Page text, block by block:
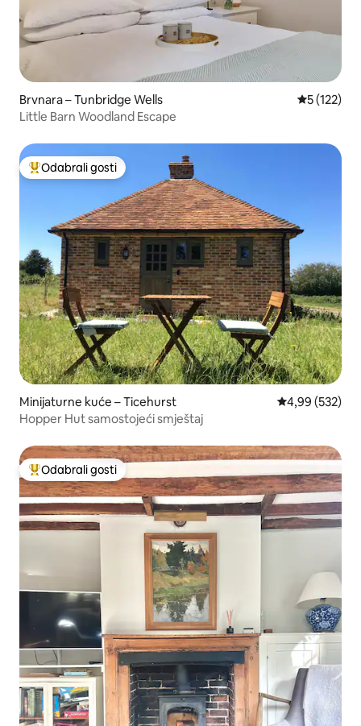
Brvnara – Tunbridge Wells Prosječna
5 (122)
Little Barn Woodland Escape
Među najviše rangiranima s oznakom „Odabrali gosti”
Odabrali gosti
Minijaturne kuće – Ticehurst Prosječna
4,99 (532)
Hopper Hut samostojeći smještaj
Među najviše rangiranima s oznakom „Odabrali gosti”
Odabrali gosti